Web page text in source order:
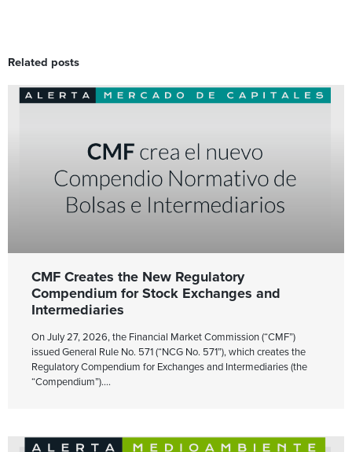
Related posts
CMF Creates the New Regulatory
Compendium for Stock Exchanges and
Intermediaries
On July 27, 2026, the Financial Market Commission (“CMF”)
issued General Rule No. 571 (“NCG No. 571”), which creates the
Regulatory Compendium for Exchanges and Intermediaries (the
“Compendium”).